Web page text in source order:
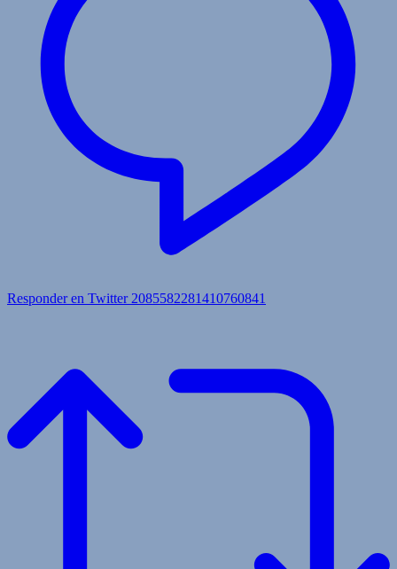
Responder en Twitter 2085582281410760841